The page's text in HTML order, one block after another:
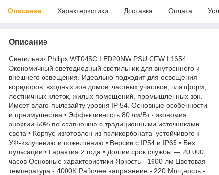
Описание Характеристики Доставка Оплата
Описание
Cветильник Philips WT045C LED20NW PSU CFW L1654
Экономичный светодиодный светильник для внутреннего и
внешнего освещения. Идеально подходит для освещения
коридоров, входных зон домов, частных участков, платформ,
лестничных клеток, жилых помещений, промышленных зон.
Имеет влаго-пылезайту уровня IP 54. Основные особенности
и преимущества • Эффективность 80 лм/Вт - экономия
энергии 50% по сравнению с традиционными источниками
света • Корпус изготовлен из поликорбоната, устойчивого к
УФ-излучению и пожелтению • Версии с IP54 и IP65 • Без
пульсации • Гарантия 2 года • Долгий срок службы — 20 000
часов Основные характеристики Яркость - 1600 лм Цветовая
температура - 4000K Рабочее напряжение - 220 Мощность -